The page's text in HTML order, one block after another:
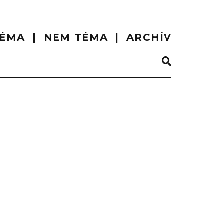
NEM TÉMA ARCHÍV